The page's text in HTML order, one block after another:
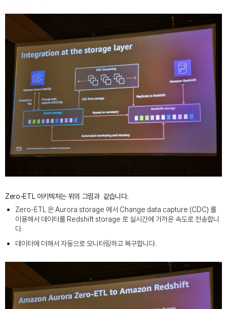
Zero-ETL 아키텍처는 위의 그림과 같습니다.
Zero-ETL 은 Aurora storage 에서 Change data capture (CDC) 를
이용해서 데이터를 Redshift storage 로 실시간에 가까운 속도로 전송합니
다.
데이터에 더해서 자동으로 모니터링하고 복구합니다.